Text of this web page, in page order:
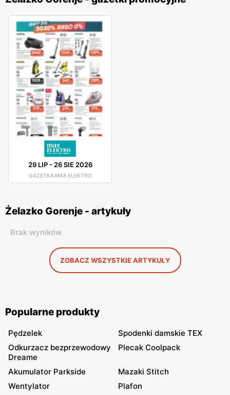
29 LIP-26 SIE 2026
GAZETKA MAX ELEKTRO
Żelazko Gorenje - artykuły
Brak wyników
ZOBACZ WSZYSTKIE ARTYKUŁY
Popularne produkty
Pędzelek
Spodenki damskie TEX
Odkurzacz bezprzewodowy
Dreame
Plecak Coolpack
Akumulator Parkside
Mazaki Stitch
Wentylator
Plafon